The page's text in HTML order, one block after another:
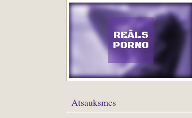
REĀLS
PORNO
Atsauksmes